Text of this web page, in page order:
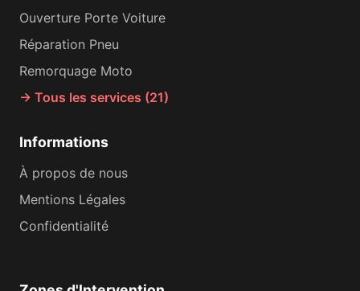
Ouverture Porte Voiture
Réparation Pneu
Remorquage Moto
→ Tous les services (21)
Informations
À propos de nous
Mentions Légales
Confidentialité